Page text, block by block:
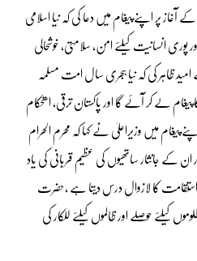
نے نئے ہجری سال 1448ھ کے آغاز پر اپنے پیغام میں دعا کی کہ نیا اسلامی
پوری انسانیت کیلئے امن، سلامتی، خوشحالی
ظاہر کی کہ نیا ہجری سال امت مسلمہ
پیغام لے کر آئے گا اور پاکستان ترقی، استحکام
پیغام میں وزیراعلیٰ نے کہا کہ محرم الحرام
کے جانثار ساتھیوں کی عظیم قربانی کی یاد
استقامت کا لازوال درس دیتا ہے ،حضرت
کیلئے حوصلے اور ظالموں کیلئے للکار کی